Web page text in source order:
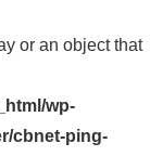
or an object that
wp-
cbnet-ping-